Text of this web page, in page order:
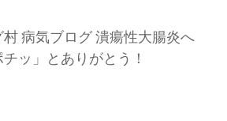
チッ」とありがとう！